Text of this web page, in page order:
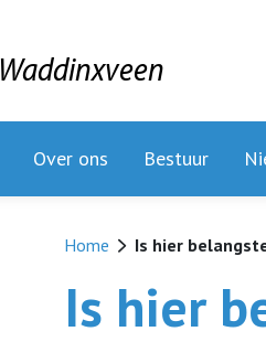
Waddinxveen
Over ons Bestuur
Home Is hier
Is hier